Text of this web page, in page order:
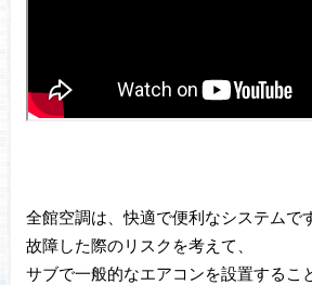
全館空調は、快適で便利なシステムで
故障した際のリスクを考えて、
サブで一般的なエアコンを設置するこ